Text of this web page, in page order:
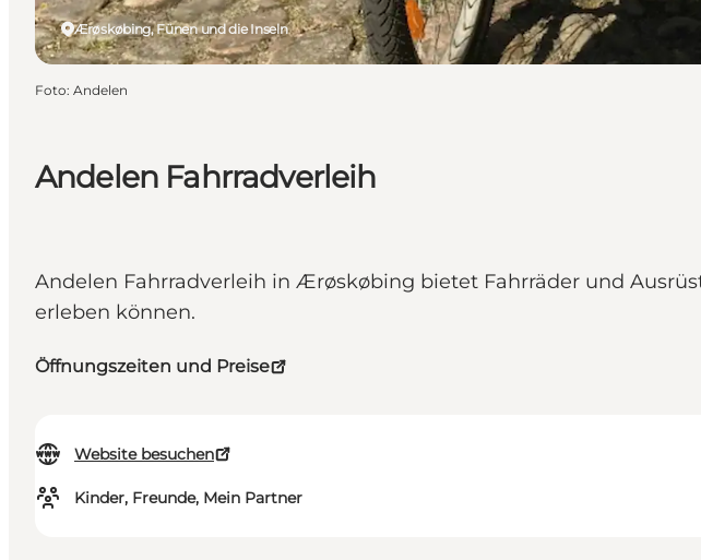
Andelen Fahrradverleih
Andelen Fahrradverleih in Ærøskøbing bietet Fahrräder und
erleben können.
Öffnungszeiten und Preise
Website besuchen
Kinder, Freunde, Mein Partner
Ærøskøbing, Fünen und die Inseln
Foto: Andelen